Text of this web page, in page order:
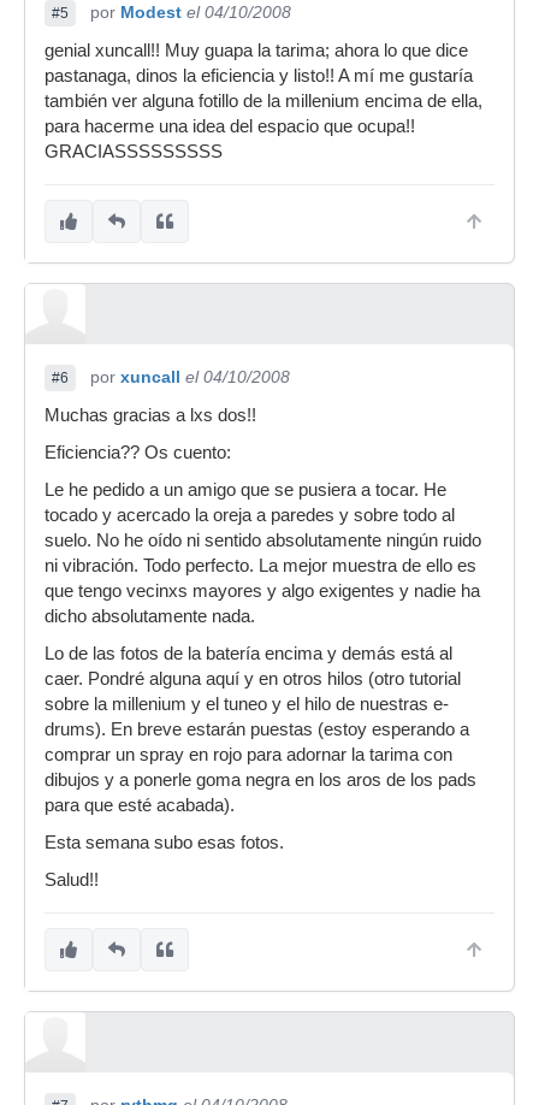
#5 por Modest el 04/10/2008
genial xuncall!! Muy guapa la tarima; ahora lo que dice
pastanaga, dinos la eficiencia y listo!! A mí me gustaría
también ver alguna fotillo de la millenium encima de ella,
para hacerme una idea del espacio que ocupa!!
GRACIASSSSSSSSS
#6 por xuncall el 04/10/2008
Muchas gracias a lxs dos!!
Eficiencia?? Os cuento:
Le he pedido a un amigo que se pusiera a tocar. He
tocado y acercado la oreja a paredes y sobre todo al
suelo. No he oído ni sentido absolutamente ningún ruido
ni vibración. Todo perfecto. La mejor muestra de ello es
que tengo vecinxs mayores y algo exigentes y nadie ha
dicho absolutamente nada.
Lo de las fotos de la batería encima y demás está al
caer. Pondré alguna aquí y en otros hilos (otro tutorial
sobre la millenium y el tuneo y el hilo de nuestras e-
drums). En breve estarán puestas (estoy esperando a
comprar un spray en rojo para adornar la tarima con
dibujos y a ponerle goma negra en los aros de los pads
para que esté acabada).
Esta semana subo esas fotos.
Salud!!